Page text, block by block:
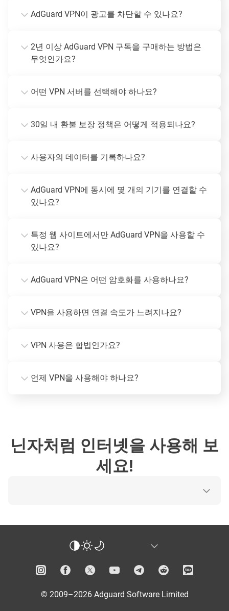
AdGuard VPN이 광고를 차단할 수 있나요?
2년 이상 AdGuard VPN 구독을 구매하는 방법은
무엇인가요?
어떤 VPN 서버를 선택해야 하나요?
30일 내 환불 보장 정책은 어떻게 적용되나요?
사용자의 데이터를 기록하나요?
AdGuard VPN에 동시에 몇 개의 기기를 연결할 수
있나요?
특정 웹 사이트에서만 AdGuard VPN을 사용할 수
있나요?
AdGuard VPN은 어떤 암호화를 사용하나요?
VPN을 사용하면 연결 속도가 느려지나요?
VPN 사용은 합법인가요?
언제 VPN을 사용해야 하나요?
닌자처럼 인터넷을 사용해 보
세요!
© 2009–2026 Adguard Software Limited